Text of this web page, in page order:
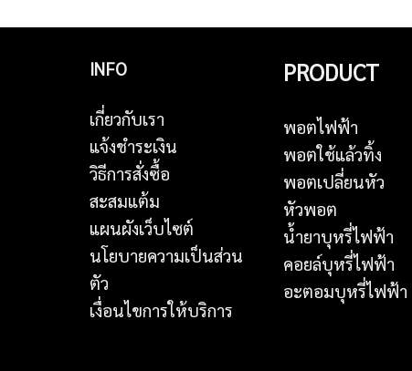
INFO
เกี่ยวกับเรา
แจ้งชำระเงิน
วิธีการสั่งซื้อ
สะสมแต้ม
แผนผังเว็บไซต์
นโยบายความเป็นส่วน
ตัว
เงื่อนไขการให้บริการ
PRODUCT
พอตไฟฟ้า
พอตใช้แล้วทิ้ง
พอตเปลี่ยนหัว
หัวพอต
น้ำยาบุหรี่ไฟฟ้า
คอยล์บุหรี่ไฟฟ้า
อะตอมบุหรี่ไฟฟ้า